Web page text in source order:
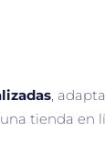
,
tienda